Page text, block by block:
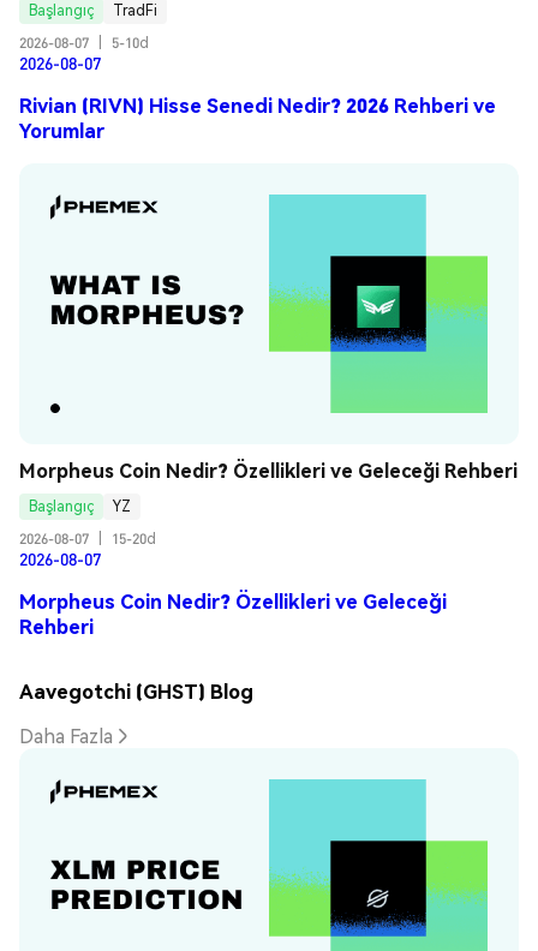
Başlangıç
TradFi
2026-08-07
5-10d
2026-08-07
Rivian (RIVN) Hisse Senedi Nedir? 2026 Rehberi ve
Yorumlar
Morpheus Coin Nedir? Özellikleri ve Geleceği Rehberi
Başlangıç
YZ
2026-08-07
15-20d
2026-08-07
Morpheus Coin Nedir? Özellikleri ve Geleceği
Rehberi
Aavegotchi (GHST) Blog
Daha Fazla